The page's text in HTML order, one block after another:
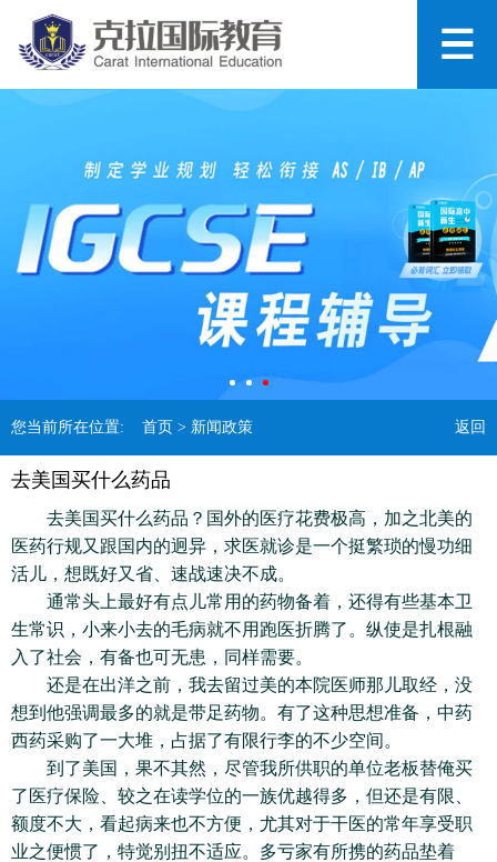
您当前所在位置: 首页 > 新闻政策 返回
去美国买什么药品
去美国买什么药品？国外的医疗花费极高，加之北美的
医药行规又跟国内的迥异，求医就诊是一个挺繁琐的慢功细
活儿，想既好又省、速战速决不成。
通常头上最好有点儿常用的药物备着，还得有些基本卫
生常识，小来小去的毛病就不用跑医折腾了。纵使是扎根融
入了社会，有备也可无患，同样需要。
还是在出洋之前，我去留过美的本院医师那儿取经，没
想到他强调最多的就是带足药物。有了这种思想准备，中药
西药采购了一大堆，占据了有限行李的不少空间。
到了美国，果不其然，尽管我所供职的单位老板替俺买
了医疗保险、较之在读学位的一族优越得多，但还是有限、
额度不大，看起病来也不方便，尤其对于干医的常年享受职
业之便惯了，特觉别扭不适应。多亏家有所携的药品垫着